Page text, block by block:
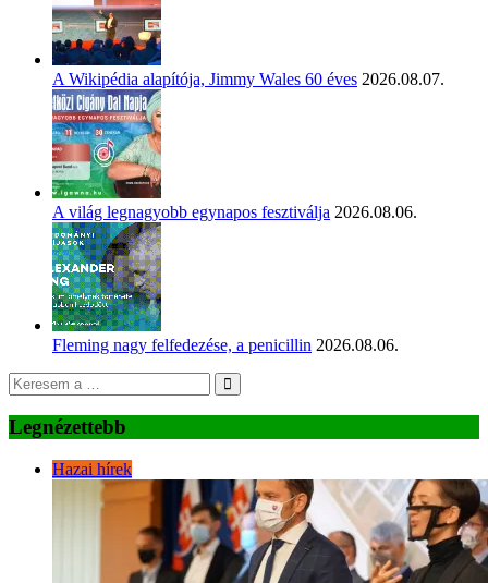
A Wikipédia alapítója, Jimmy Wales 60 éves 2026.08.07.
A világ legnagyobb egynapos fesztiválja 2026.08.06.
Fleming nagy felfedezése, a penicillin 2026.08.06.
Legnézettebb
Hazai hírek